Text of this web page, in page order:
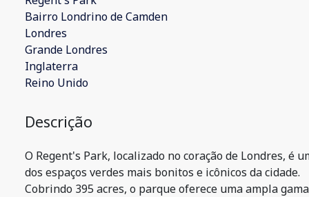
Bairro Londrino de Camden
Londres
Grande Londres
Inglaterra
Reino Unido
Descrição
O Regent's Park, localizado no coração de Londres, é
dos espaços verdes mais bonitos e icônicos da cidade.
Cobrindo 395 acres, o parque oferece uma ampla gama